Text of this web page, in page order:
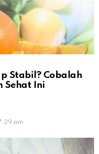
Stabil? Cobalah
Sehat Ini
am